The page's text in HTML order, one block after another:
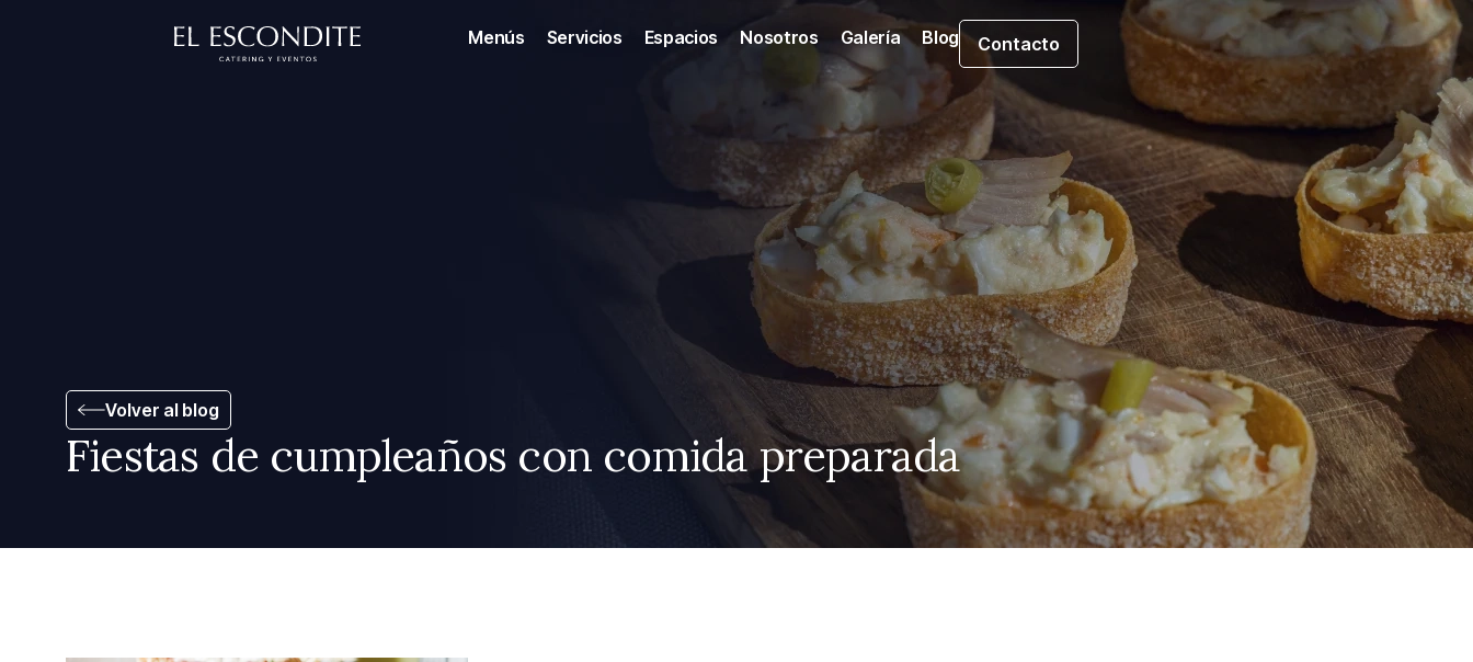
Menús Servicios Espacios Nosotros Galería Blog Contacto
Volver al blog
Fiestas de cumpleaños con comida preparada